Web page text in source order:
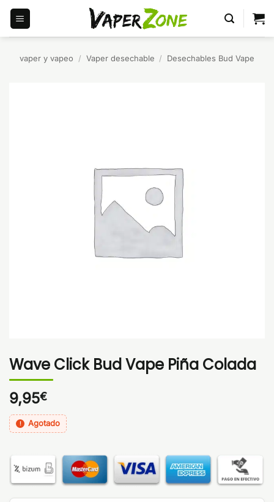
Saltar
contenido
vaper y vapeo / Vaper desechable / Desechables Bud Vape
Wave Click Bud Vape Piña Colada
9,95€
Agotado